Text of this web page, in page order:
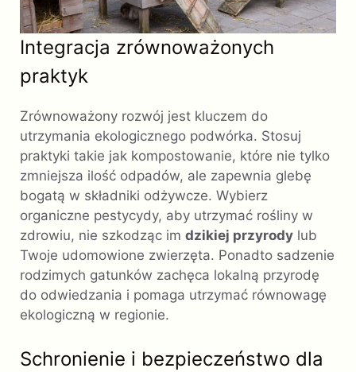
Integracja zrównoważonych
praktyk
Zrównoważony rozwój jest kluczem do
utrzymania ekologicznego podwórka. Stosuj
praktyki takie jak kompostowanie, które nie tylko
zmniejsza ilość odpadów, ale zapewnia glebę
bogatą w składniki odżywcze. Wybierz
organiczne pestycydy, aby utrzymać rośliny w
zdrowiu, nie szkodząc im dzikiej przyrody lub
Twoje udomowione zwierzęta. Ponadto sadzenie
rodzimych gatunków zachęca lokalną przyrodę
do odwiedzania i pomaga utrzymać równowagę
ekologiczną w regionie.
Schronienie i bezpieczeństwo dla